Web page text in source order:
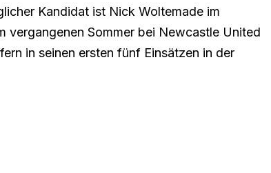
Kandidat ist Nick Woltemade im
vergangenen Sommer bei Newcastle United
in seinen ersten fünf Einsätzen in der